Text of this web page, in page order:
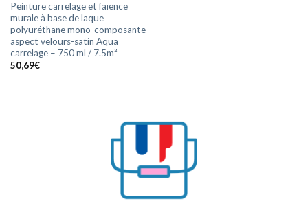
Peinture carrelage et faïence
murale à base de laque
polyuréthane mono-composante
aspect velours-satin Aqua
carrelage – 750 ml / 7.5m²
50,69€